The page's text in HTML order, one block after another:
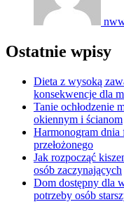
Ostatnie wpisy
Dieta z wysoką
konsekwencje dla
Tanie ochłodzenie
okiennym i ścianom
Harmonogram dnia
przełożonego
Jak rozpocząć
osób zaczynających
Dom dostępny dla
potrzeby osób